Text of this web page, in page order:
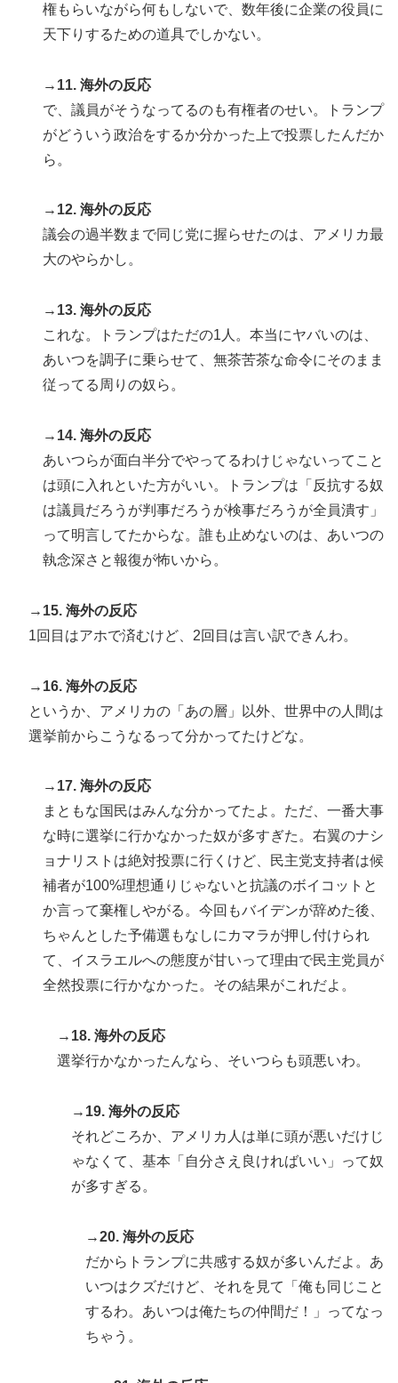
権もらいながら何もしないで、数年後に企業の役員に
天下りするための道具でしかない。
→11. 海外の反応
で、議員がそうなってるのも有権者のせい。トランプ
がどういう政治をするか分かった上で投票したんだか
ら。
→12. 海外の反応
議会の過半数まで同じ党に握らせたのは、アメリカ最
大のやらかし。
→13. 海外の反応
これな。トランプはただの1人。本当にヤバいのは、
あいつを調子に乗らせて、無茶苦茶な命令にそのまま
従ってる周りの奴ら。
→14. 海外の反応
あいつらが面白半分でやってるわけじゃないってこと
は頭に入れといた方がいい。トランプは「反抗する奴
は議員だろうが判事だろうが検事だろうが全員潰す」
って明言してたからな。誰も止めないのは、あいつの
執念深さと報復が怖いから。
→15. 海外の反応
1回目はアホで済むけど、2回目は言い訳できんわ。
→16. 海外の反応
というか、アメリカの「あの層」以外、世界中の人間は
選挙前からこうなるって分かってたけどな。
→17. 海外の反応
まともな国民はみんな分かってたよ。ただ、一番大事
な時に選挙に行かなかった奴が多すぎた。右翼のナシ
ョナリストは絶対投票に行くけど、民主党支持者は候
補者が100%理想通りじゃないと抗議のボイコットと
か言って棄権しやがる。今回もバイデンが辞めた後、
ちゃんとした予備選もなしにカマラが押し付けられ
て、イスラエルへの態度が甘いって理由で民主党員が
全然投票に行かなかった。その結果がこれだよ。
→18. 海外の反応
選挙行かなかったんなら、そいつらも頭悪いわ。
→19. 海外の反応
それどころか、アメリカ人は単に頭が悪いだけじ
ゃなくて、基本「自分さえ良ければいい」って奴
が多すぎる。
→20. 海外の反応
だからトランプに共感する奴が多いんだよ。あ
いつはクズだけど、それを見て「俺も同じこと
するわ。あいつは俺たちの仲間だ！」ってなっ
ちゃう。